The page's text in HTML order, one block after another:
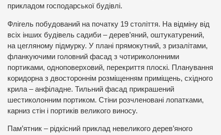
прикладом господарської будівлі.
Флігель побудований на початку 19 століття. На відміну від
всіх інших будівель садиби – дерев’яний, оштукатурений,
на цегляному підмурку. У плані прямокутний, з ризалітами,
фланкуючими головний фасад з чотириколонними
портиками, одноповерховий, перекриття плоскі. Планування
коридорна з двостороннім розміщенням приміщень, східного
крила – анфіладне. Тильний фасад прикрашений
шестиколонним портиком. Стіни розчленовані лопатками,
карниз стін і портиків великого виносу.
Пам’ятник – рідкісний приклад невеликого дерев’яного